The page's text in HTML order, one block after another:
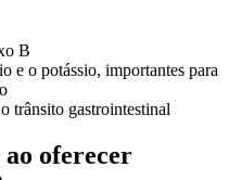
B
e o potássio, importantes para
trânsito gastrointestinal
oferecer